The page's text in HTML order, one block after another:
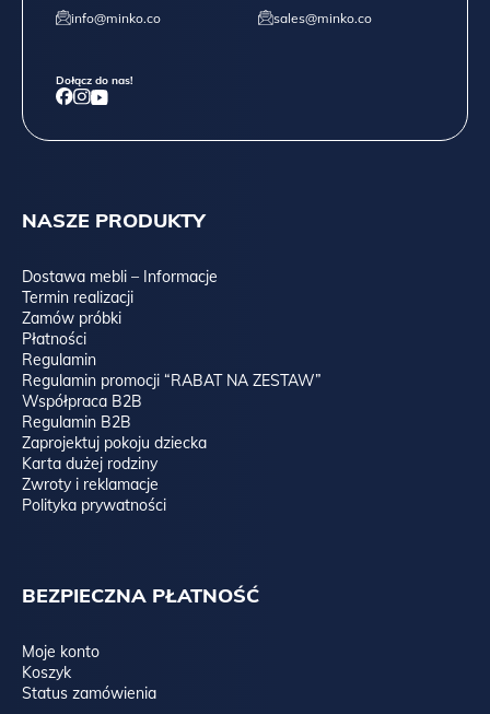
NASZE PRODUKTY
Dostawa mebli – Informacje
Termin realizacji
Zamów próbki
Płatności
Regulamin
Regulamin promocji “RABAT NA ZESTAW”
Współpraca B2B
Regulamin B2B
Zaprojektuj pokoju dziecka
Karta dużej rodziny
Zwroty i reklamacje
Polityka prywatności
BEZPIECZNA PŁATNOŚĆ
Moje konto
Koszyk
Status zamówienia
info@minko.co
sales@minko.co
Dołącz do nas!